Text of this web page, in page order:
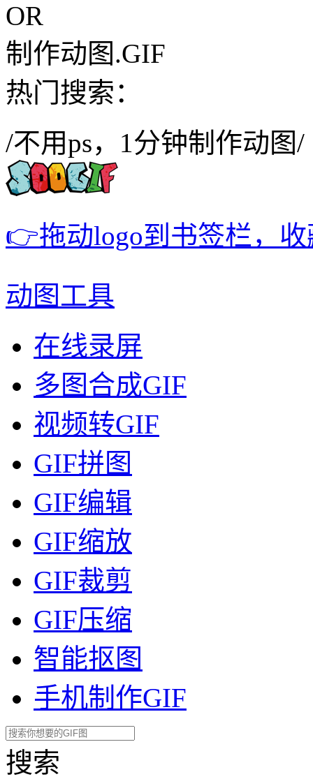
OR
制作动图.GIF
热门搜索：
/不用ps，1分钟制作动图/
👉拖动logo到书签栏，
动图工具
在线录屏
多图合成GIF
视频转GIF
GIF拼图
GIF编辑
GIF缩放
GIF裁剪
GIF压缩
智能抠图
手机制作GIF
搜索